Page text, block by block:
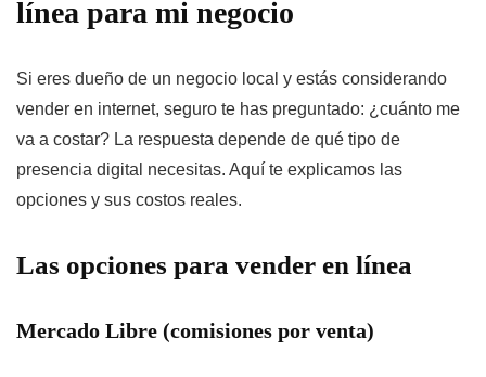
línea para mi negocio
Si eres dueño de un negocio local y estás considerando
vender en internet, seguro te has preguntado: ¿cuánto me
va a costar? La respuesta depende de qué tipo de
presencia digital necesitas. Aquí te explicamos las
opciones y sus costos reales.
Las opciones para vender en línea
Mercado Libre (comisiones por venta)